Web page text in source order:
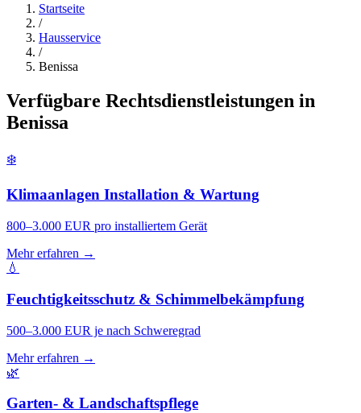
Startseite
/
Hausservice
/
Benissa
Verfügbare Rechtsdienstleistungen in
Benissa
❄️
Klimaanlagen Installation & Wartung
800–3.000 EUR pro installiertem Gerät
Mehr erfahren →
💧
Feuchtigkeitsschutz & Schimmelbekämpfung
500–3.000 EUR je nach Schweregrad
Mehr erfahren →
🌿
Garten- & Landschaftspflege